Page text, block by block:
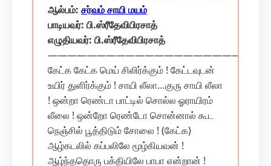
ஆல்பம்: சர்வம் சாயி மயம்
பாடியவர்: பி.ஸ்ரீதேவிபிரசாத்
எழுதியவர்: பி.ஸ்ரீதேவிபிரசாத்
கேட்க கேட்க மெய் சிலிர்க்கும் ! கேட்டவுடன்
உயிர் துளிர்க்கும் ! சாயி லீலா…குரு சாயி லீலா
! ஒன்றா ரெண்டா பாட்டில் சொல்ல‌ ஓராயிரம்
லீலை ! ஒன்றோ ரெண்டோ சொன்னால் கூட‌
நெஞ்சில் பூத்திடும் சோலை ! (கேட்க)
ஆழ்கடலில் கப்பலிலே மூழ்கியவன் !
ஆழ்ந்ததொரு பக்தியிலே பாபா என்றான் !